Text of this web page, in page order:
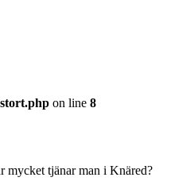
on line 8
mycket tjänar man i Knäred?